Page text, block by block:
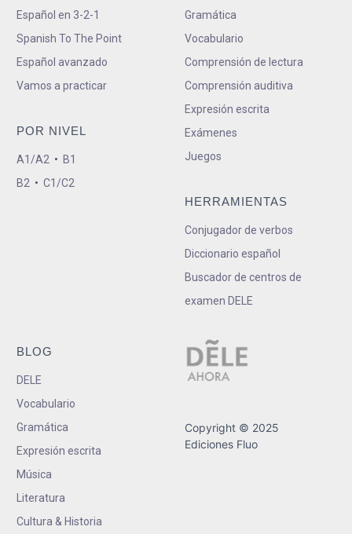
Español en 3-2-1
Spanish To The Point
Español avanzado
Vamos a practicar
POR NIVEL
A1/A2 • B1
B2 • C1/C2
Gramática
Vocabulario
Comprensión de lectura
Comprensión auditiva
Expresión escrita
Exámenes
Juegos
HERRAMIENTAS
Conjugador de verbos
Diccionario español
Buscador de centros de
examen DELE
BLOG
DELE
Vocabulario
Gramática
Expresión escrita
Música
Literatura
Cultura & Historia
Copyright © 2025
Ediciones Fluo